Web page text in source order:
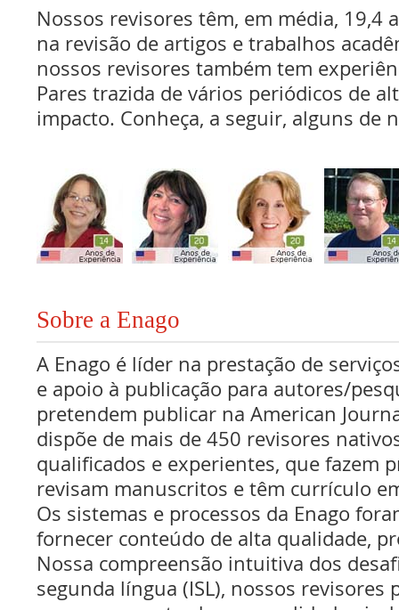
Nossos revisores têm, em média, 19,4
na revisão de artigos e trabalhos
nossos revisores também tem
Pares trazida de vários periódicos de
impacto. Conheça, a seguir, alguns de
Sobre a Enago
A Enago é líder na prestação de
e apoio à publicação para autores/
pretendem publicar na American
dispõe de mais de 450 revisores
qualificados e experientes, que fazem
revisam manuscritos e têm currículo
Os sistemas e processos da Enago
fornecer conteúdo de alta qualidade,
Nossa compreensão intuitiva dos
segunda língua (ISL), nossos revisores